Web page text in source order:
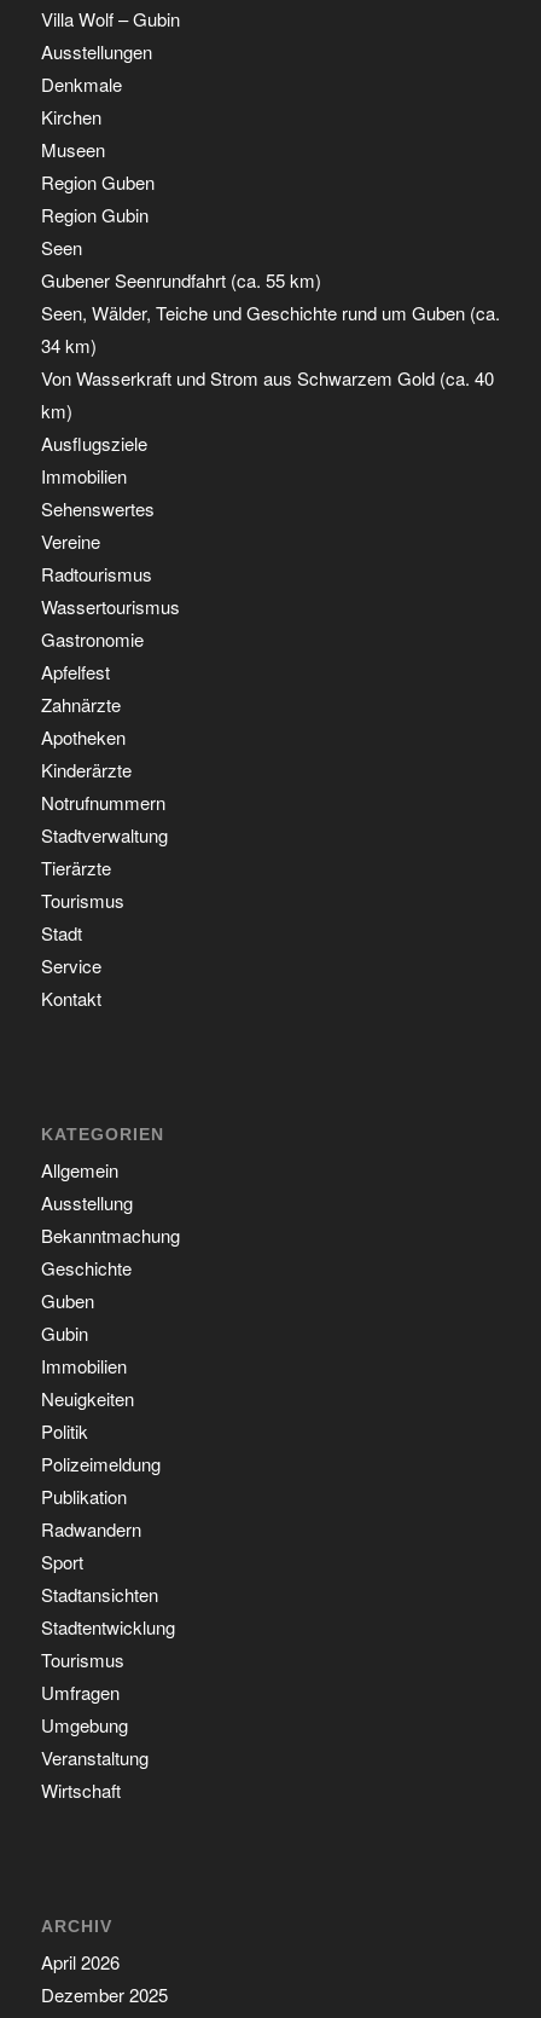
Villa Wolf – Gubin
Ausstellungen
Denkmale
Kirchen
Museen
Region Guben
Region Gubin
Seen
Gubener Seenrundfahrt (ca. 55 km)
Seen, Wälder, Teiche und Geschichte rund um Guben (ca.
34 km)
Von Wasserkraft und Strom aus Schwarzem Gold (ca. 40
km)
Ausflugsziele
Immobilien
Sehenswertes
Vereine
Radtourismus
Wassertourismus
Gastronomie
Apfelfest
Zahnärzte
Apotheken
Kinderärzte
Notrufnummern
Stadtverwaltung
Tierärzte
Tourismus
Stadt
Service
Kontakt
KATEGORIEN
Allgemein
Ausstellung
Bekanntmachung
Geschichte
Guben
Gubin
Immobilien
Neuigkeiten
Politik
Polizeimeldung
Publikation
Radwandern
Sport
Stadtansichten
Stadtentwicklung
Tourismus
Umfragen
Umgebung
Veranstaltung
Wirtschaft
ARCHIV
April 2026
Dezember 2025